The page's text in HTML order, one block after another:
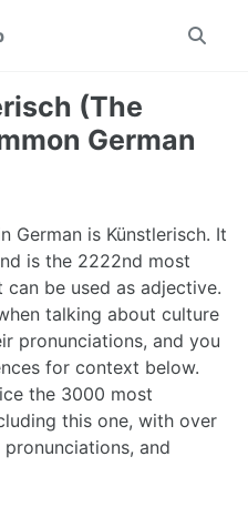
Toggle
(The
German
German is Künstlerisch. It
is the 2222nd most
be used as adjective.
talking about culture
pronunciations, and you
for context below.
the 3000 most
this one, with over
and